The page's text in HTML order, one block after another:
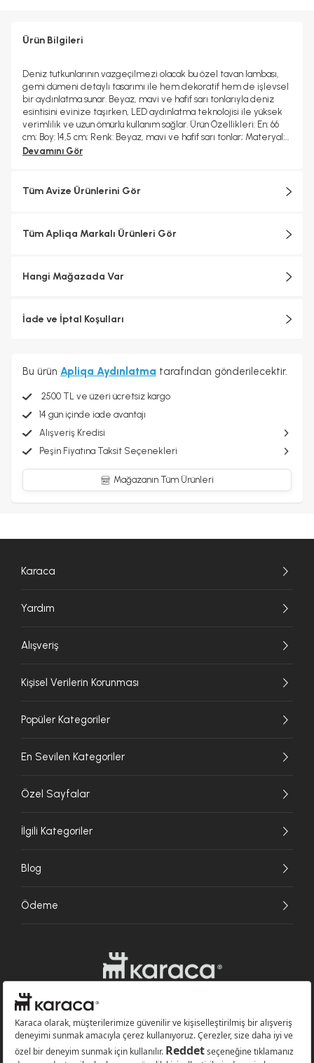
Ürün Bilgileri
Deniz tutkunlarının vazgeçilmezi olacak bu özel tavan lambası,
gemi dümeni detaylı tasarımı ile hem dekoratif hem de işlevsel
bir aydınlatma sunar. Beyaz, mavi ve hafif sarı tonlarıyla deniz
esintisini evinize taşırken, LED aydınlatma teknolojisi ile yüksek
verimlilik ve uzun ömürlü kullanım sağlar. Ürün Özellikleri: En: 66
cm; Boy: 14,5 cm; Renk: Beyaz, mavi ve hafif sarı tonlar; Materyal:
Metal ve mika; Aydınlatma: LED teknolojisi ile enerji tasarruflu;
Devamını Gör
Tüm Avize Ürünlerini Gör
Tüm Apliqa Markalı Ürünleri Gör
Hangi Mağazada Var
İade ve İptal Koşulları
Bu ürün Apliqa Aydınlatma tarafından gönderilecektir.
2500 TL ve üzeri ücretsiz kargo
14 gün içinde iade avantajı
Alışveriş Kredisi
Peşin Fiyatına Taksit Seçenekleri
Mağazanın Tüm Ürünleri
Karaca
Yardım
Alışveriş
Kişisel Verilerin Korunması
Popüler Kategoriler
En Sevilen Kategoriler
Özel Sayfalar
İlgili Kategoriler
Blog
Ödeme